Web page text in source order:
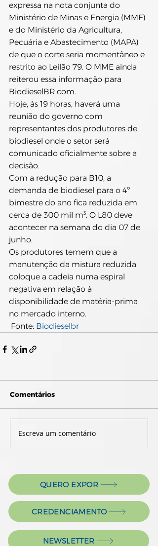
expressa na nota conjunta do
Ministério de Minas e Energia (MME)
e do Ministério da Agricultura,
Pecuária e Abastecimento (MAPA)
de que o corte seria momentâneo e
restrito ao Leilão 79. O MME ainda
reiterou essa informação para
BiodieselBR.com.
Hoje, às 19 horas, haverá uma
reunião do governo com
representantes dos produtores de
biodiesel onde o setor será
comunicado oficialmente sobre a
decisão.
Com a redução para B10, a
demanda de biodiesel para o 4º
bimestre do ano fica reduzida em
cerca de 300 mil m³. O L80 deve
acontecer na semana do dia 07 de
junho.
Os produtores temem que a
manutenção da mistura reduzida
coloque a cadeia numa espiral
negativa em relação à
disponibilidade de matéria-prima
no mercado interno.
Fonte: Biodieselbr
Comentários
Escreva um comentário
QUERO EXPOR
CREDENCIAMENTO
NEWSLETTER